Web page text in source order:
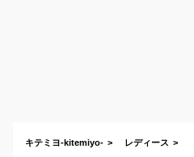
キテミヨ-kitemiyo- レディース